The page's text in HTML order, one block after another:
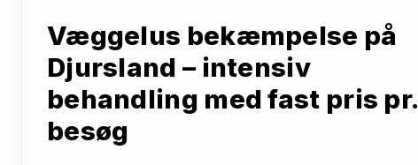
Væggelus bekæmpelse på
Djursland – intensiv
behandling med fast pris pr.
besøg